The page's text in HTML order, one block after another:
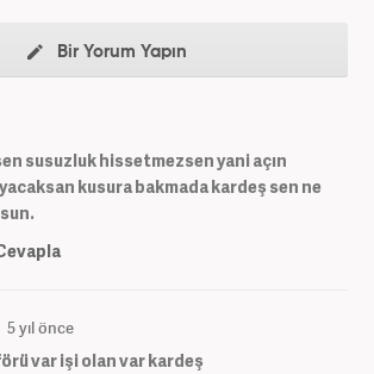
Bir Yorum Yapın
susuzluk hissetmezsen yani açın
kusura bakmada kardeş sen ne
5 yıl önce
var işi olan var kardeş